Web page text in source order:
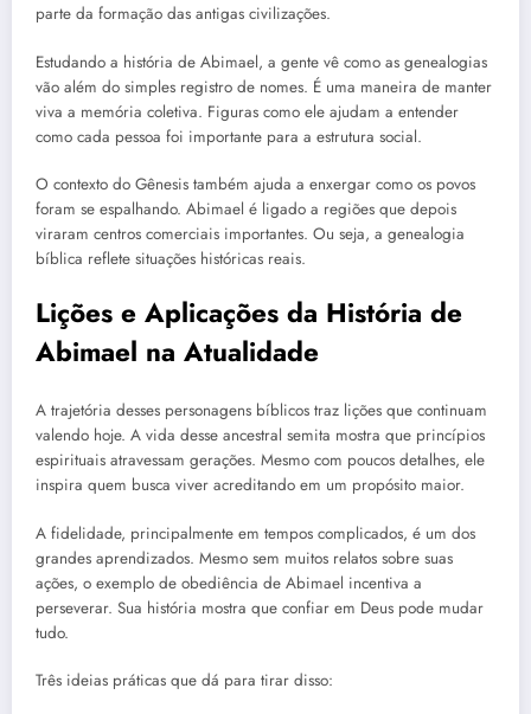
parte da formação das antigas civilizações.
Estudando a história de Abimael, a gente vê como as genealogias
vão além do simples registro de nomes. É uma maneira de manter
viva a memória coletiva. Figuras como ele ajudam a entender
como cada pessoa foi importante para a estrutura social.
O contexto do Gênesis também ajuda a enxergar como os povos
foram se espalhando. Abimael é ligado a regiões que depois
viraram centros comerciais importantes. Ou seja, a genealogia
bíblica reflete situações históricas reais.
Lições e Aplicações da História de
Abimael na Atualidade
A trajetória desses personagens bíblicos traz lições que continuam
valendo hoje. A vida desse ancestral semita mostra que princípios
espirituais atravessam gerações. Mesmo com poucos detalhes, ele
inspira quem busca viver acreditando em um propósito maior.
A fidelidade, principalmente em tempos complicados, é um dos
grandes aprendizados. Mesmo sem muitos relatos sobre suas
ações, o exemplo de obediência de Abimael incentiva a
perseverar. Sua história mostra que confiar em Deus pode mudar
tudo.
Três ideias práticas que dá para tirar disso: